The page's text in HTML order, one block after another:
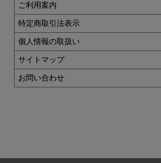
ご利用案内
特定商取引法表示
個人情報の取扱い
サイトマップ
お問い合わせ